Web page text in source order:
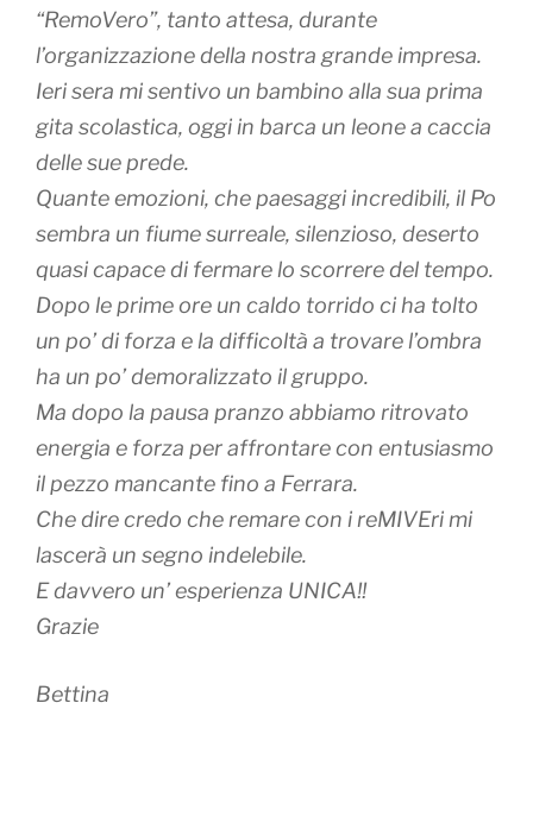
“RemoVero”, tanto attesa, durante
l’organizzazione della nostra grande impresa.
Ieri sera mi sentivo un bambino alla sua prima
gita scolastica, oggi in barca un leone a caccia
delle sue prede.
Quante emozioni, che paesaggi incredibili, il Po
sembra un fiume surreale, silenzioso, deserto
quasi capace di fermare lo scorrere del tempo.
Dopo le prime ore un caldo torrido ci ha tolto
un po’ di forza e la difficoltà a trovare l’ombra
ha un po’ demoralizzato il gruppo.
Ma dopo la pausa pranzo abbiamo ritrovato
energia e forza per affrontare con entusiasmo
il pezzo mancante fino a Ferrara.
Che dire credo che remare con i reMIVEri mi
lascerà un segno indelebile.
E davvero un’ esperienza UNICA!!
Grazie
Bettina